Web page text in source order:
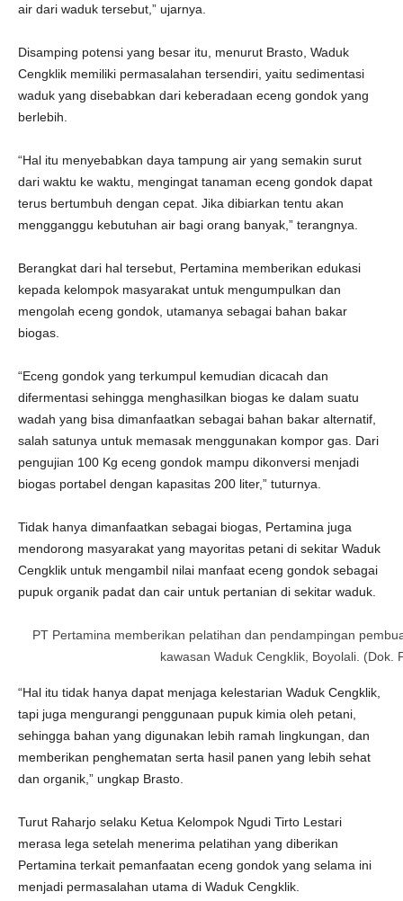
air dari waduk tersebut,” ujarnya.
Disamping potensi yang besar itu, menurut Brasto, Waduk
Cengklik memiliki permasalahan tersendiri, yaitu sedimentasi
waduk yang disebabkan dari keberadaan eceng gondok yang
berlebih.
“Hal itu menyebabkan daya tampung air yang semakin surut
dari waktu ke waktu, mengingat tanaman eceng gondok dapat
terus bertumbuh dengan cepat. Jika dibiarkan tentu akan
mengganggu kebutuhan air bagi orang banyak,” terangnya.
Berangkat dari hal tersebut, Pertamina memberikan edukasi
kepada kelompok masyarakat untuk mengumpulkan dan
mengolah eceng gondok, utamanya sebagai bahan bakar
biogas.
“Eceng gondok yang terkumpul kemudian dicacah dan
difermentasi sehingga menghasilkan biogas ke dalam suatu
wadah yang bisa dimanfaatkan sebagai bahan bakar alternatif,
salah satunya untuk memasak menggunakan kompor gas. Dari
pengujian 100 Kg eceng gondok mampu dikonversi menjadi
biogas portabel dengan kapasitas 200 liter,” tuturnya.
Tidak hanya dimanfaatkan sebagai biogas, Pertamina juga
mendorong masyarakat yang mayoritas petani di sekitar Waduk
Cengklik untuk mengambil nilai manfaat eceng gondok sebagai
pupuk organik padat dan cair untuk pertanian di sekitar waduk.
PT Pertamina memberikan pelatihan dan pendampingan
kawasan Waduk Cengklik, Boyolali. (Dok.
“Hal itu tidak hanya dapat menjaga kelestarian Waduk Cengklik,
tapi juga mengurangi penggunaan pupuk kimia oleh petani,
sehingga bahan yang digunakan lebih ramah lingkungan, dan
memberikan penghematan serta hasil panen yang lebih sehat
dan organik,” ungkap Brasto.
Turut Raharjo selaku Ketua Kelompok Ngudi Tirto Lestari
merasa lega setelah menerima pelatihan yang diberikan
Pertamina terkait pemanfaatan eceng gondok yang selama ini
menjadi permasalahan utama di Waduk Cengklik.